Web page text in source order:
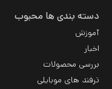
دسته بندی ها محبوب
آموزش
اخبار
بررسی محصولات
ترفند های موبایلی